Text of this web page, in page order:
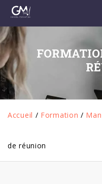
Accueil / Formation /
de réunion